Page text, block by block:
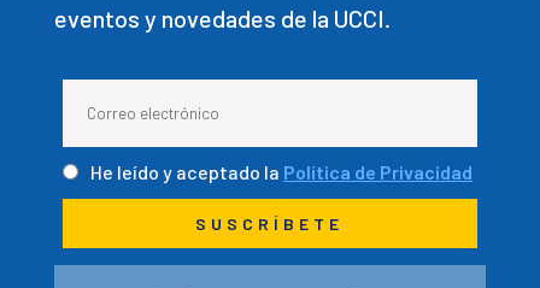
eventos y novedades de la UCCI.
He leído y aceptado la Política de Privacidad